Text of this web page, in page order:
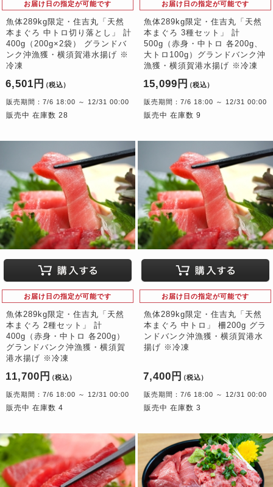
お届け日の指定が可能です
魚体289kg限定・住吉丸「天然
本まぐろ 中トロ切り落とし」 計
400g（200g×2袋） グランドバ
ンク沖漁獲・横須賀港水揚げ ※
冷凍
6,501円 （税込）
販売期間：7/6 18:00 ～ 12/31 00:00
販売中 在庫数 28
お届け日の指定が可能です
魚体289kg限定・住吉丸「天然
本まぐろ 3種セット」 計
500g（赤身・中トロ 各200g、
大トロ100g）グランドバンク沖
漁獲・横須賀港水揚げ ※冷凍
15,099円 （税込）
販売期間：7/6 18:00 ～ 12/31 00:00
販売中 在庫数 9
お届け日の指定が可能です
魚体289kg限定・住吉丸「天然
本まぐろ 2種セット」 計
400g（赤身・中トロ 各200g）
グランドバンク沖漁獲・横須賀
港水揚げ ※冷凍
11,700円 （税込）
販売期間：7/6 18:00 ～ 12/31 00:00
販売中 在庫数 4
お届け日の指定が可能です
魚体289kg限定・住吉丸「天然
本まぐろ 中トロ」 柵200g グラ
ンドバンク沖漁獲・横須賀港水
揚げ ※冷凍
7,400円 （税込）
販売期間：7/6 18:00 ～ 12/31 00:00
販売中 在庫数 3